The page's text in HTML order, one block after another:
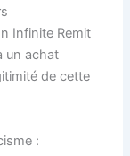
Infinite Remit
un achat
de cette
: